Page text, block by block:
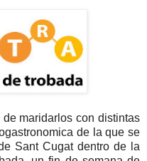
maridarlos con distintas
de la que se
Sant Cugat dentro de la